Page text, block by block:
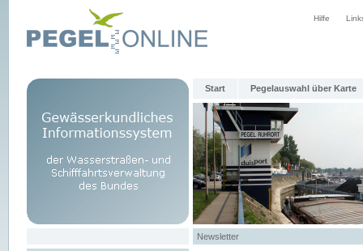
Hilfe
Start Pegelauswahl über Karte
Newsletter